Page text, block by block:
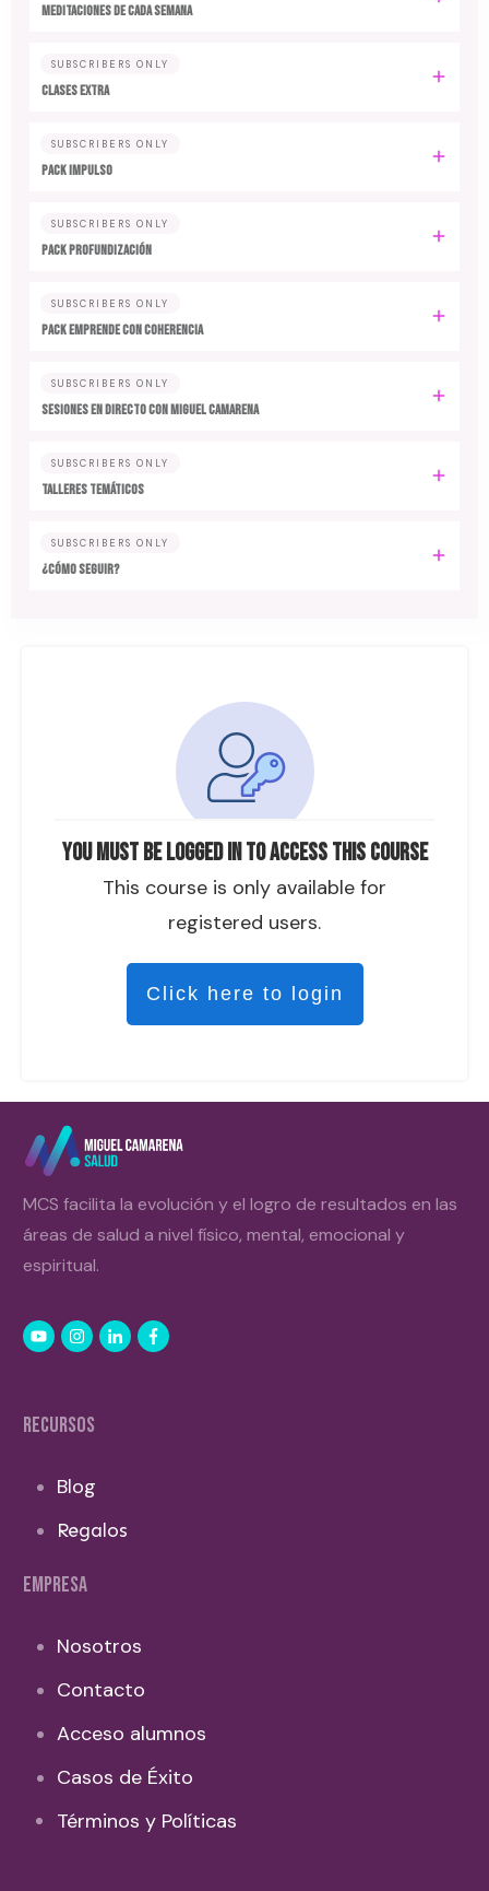
You must be logged in to access this course
This course is only available for
registered users.
Click here to login
MEDITACIONES DE CADA SEMANA
SUBSCRIBERS ONLY
CLASES EXTRA
SUBSCRIBERS ONLY
PACK IMPULSO
SUBSCRIBERS ONLY
PACK PROFUNDIZACIÓN
SUBSCRIBERS ONLY
PACK EMPRENDE CON COHERENCIA
SUBSCRIBERS ONLY
SESIONES EN DIRECTO CON MIGUEL CAMARENA
SUBSCRIBERS ONLY
TALLERES TEMÁTICOS
SUBSCRIBERS ONLY
¿CÓMO SEGUIR?
MCS facilita la evolución y el logro de resultados en las
áreas de salud a nivel físico, mental, emocional y
espiritual.
RECURSOS
Blog
Regalos
EMPRESA
Nosotros
Contacto
Acceso alumnos
Casos de Éxito
Términos y Políticas